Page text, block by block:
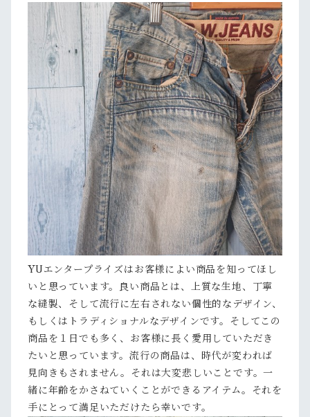
YUエンタープライズはお客様によい商品を知ってほし
いと思っています。良い商品とは、上質な生地、丁寧
な縫製、そして流行に左右されない個性的なデザイン、
もしくはトラディショナルなデザインです。そしてこの
商品を１日でも多く、お客様に長く愛用していただき
たいと思っています。流行の商品は、時代が変われば
見向きもされません。それは大変悲しいことです。一
緒に年齢をかさねていくことができるアイテム。それを
手にとって満足いただけたら幸いです。